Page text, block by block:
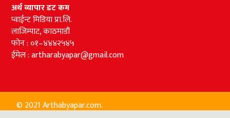
अर्थ व्यापार डट कम
प्वाईन्ट मिडिया प्रा.लि.
लाजिम्पाट, काठमाडौं
फोन : ०१–४४४२५४५
ईमेल :artharabyapar@gmail.com
© 2021 Arthabyapar.com.